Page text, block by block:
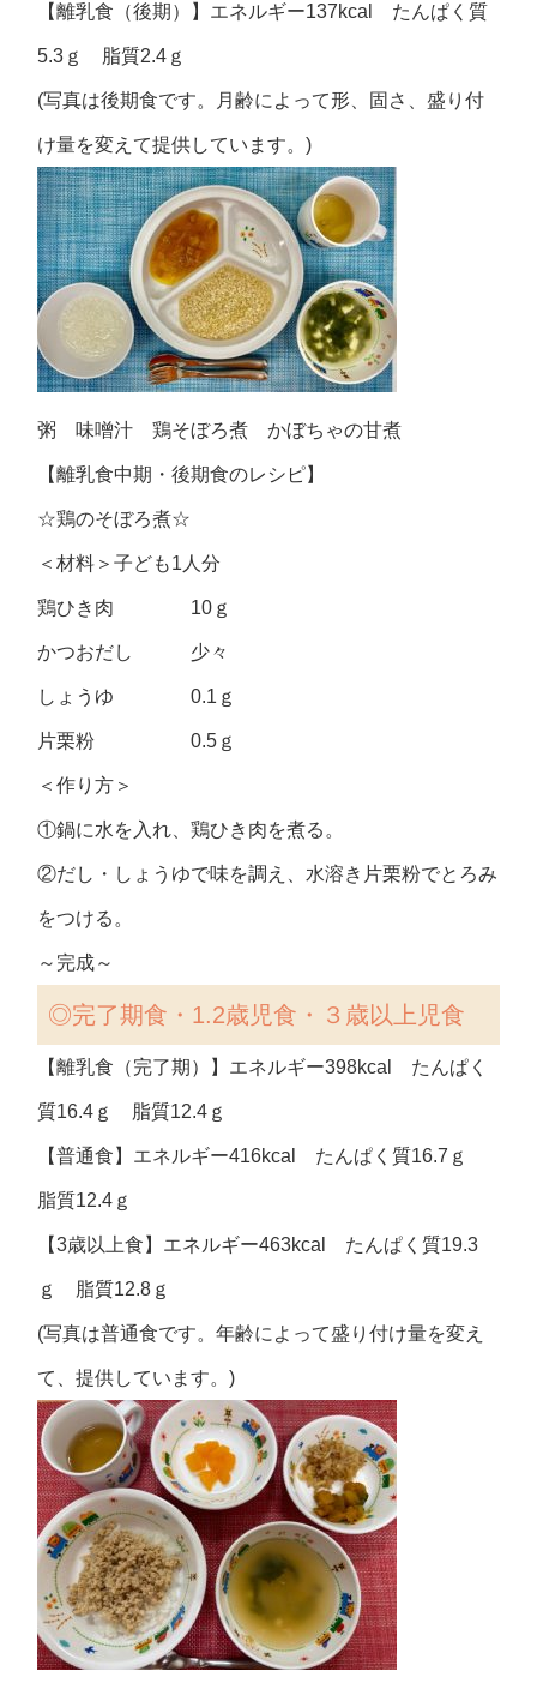
【離乳食（後期）】エネルギー137kcal たんぱく質
5.3ｇ 脂質2.4ｇ
(写真は後期食です。月齢によって形、固さ、盛り付
け量を変えて提供しています。)
粥 味噌汁 鶏そぼろ煮 かぼちゃの甘煮
【離乳食中期・後期食のレシピ】
☆鶏のそぼろ煮☆
＜材料＞子ども1人分
鶏ひき肉 10ｇ
かつおだし 少々
しょうゆ 0.1ｇ
片栗粉 0.5ｇ
＜作り方＞
①鍋に水を入れ、鶏ひき肉を煮る。
②だし・しょうゆで味を調え、水溶き片栗粉でとろみ
をつける。
～完成～
◎完了期食・1.2歳児食・３歳以上児食
【離乳食（完了期）】エネルギー398kcal たんぱく
質16.4ｇ 脂質12.4ｇ
【普通食】エネルギー416kcal たんぱく質16.7ｇ
脂質12.4ｇ
【3歳以上食】エネルギー463kcal たんぱく質19.3
ｇ 脂質12.8ｇ
(写真は普通食です。年齢によって盛り付け量を変え
て、提供しています。)